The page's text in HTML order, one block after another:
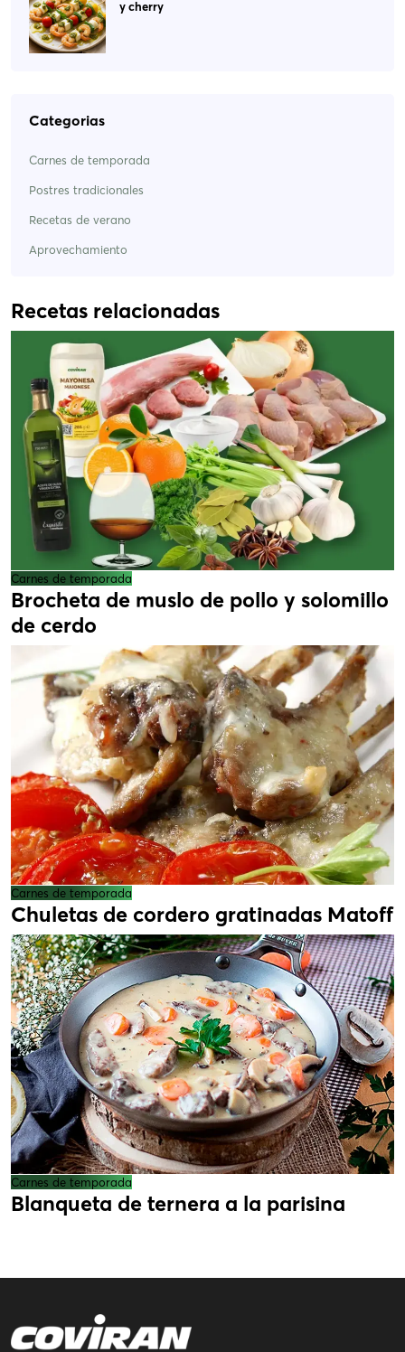
y cherry
Categorias
Carnes de temporada
Postres tradicionales
Recetas de verano
Aprovechamiento
Recetas relacionadas
Carnes de temporada
Brocheta de muslo de pollo y solomillo
de cerdo
Carnes de temporada
Chuletas de cordero gratinadas Matoff
Carnes de temporada
Blanqueta de ternera a la parisina